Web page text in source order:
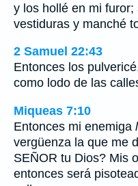
y los hollé en mi
vestiduras y manché
2 Samuel 22:43
Entonces los
como lodo de las
Miqueas 7:10
Entonces mi enemiga
vergüenza la que me
SEÑOR tu Dios? Mis
entonces será